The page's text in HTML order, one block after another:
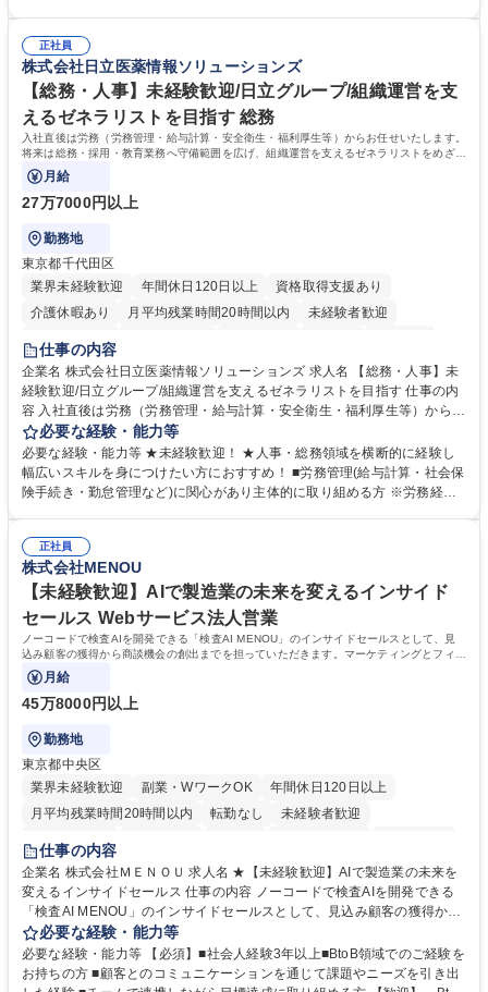
平均100件前後■メール・手紙：同上40件前後 募集職種 中野本社【お客様
相談室】お客様のお声をもとにより良い商品づくりへ貢献
すのでご安心ください。 【当社について】キリングループの広報機能を担
う会社として、お客様との出会いを大切にし、磨き上げたホスピタリティ
を込めてコミュニケーションをとりながら広報関連業務を行っておりま
す。 学歴・資格 学歴：大学院 大学 高専 短大 専修学校 高校 語学力： 資
格：
正社員
株式会社日立医薬情報ソリューションズ
【総務・人事】未経験歓迎/日立グループ/組織運営を支
えるゼネラリストを目指す 総務
入社直後は労務（労務管理・給与計算・安全衛生・福利厚生等）からお任せいたします。
将来は総務・採用・教育業務へ守備範囲を広げ、組織運営を支えるゼネラリストをめざせ
ます。
月給
27万7000円以上
勤務地
東京都千代田区
業界未経験歓迎
年間休日120日以上
資格取得支援あり
介護休暇あり
月平均残業時間20時間以内
未経験者歓迎
住宅手当あり
育休あり
完全週休2日制 交通費支給 土日祝休み 寮・社宅あり
仕事の内容
企業名 株式会社日立医薬情報ソリューションズ 求人名 【総務・人事】未
経験歓迎/日立グループ/組織運営を支えるゼネラリストを目指す 仕事の内
容 入社直後は労務（労務管理・給与計算・安全衛生・福利厚生等）からお
任せいたします。将来は総務・採用・教育業務へ守備範囲を広げ、組織運
営を支えるゼネラリストをめざせます。 ・初期業務：労働時間管理、給与
計算、社会保険対応、福利厚生管理、安全衛生、健康経営推進等をお任せ
します。ご経験に応じて、休職者管理など、幅広く経験を積んでいただき
幅広く経験を積みたい意欲がある方に最適な環境です。 募集職種 【総
務・人事】未経験歓迎/日立グループ/組織運営を支えるゼネラリストを目
指す
必要な経験・能力等
必要な経験・能力等 ★未経験歓迎！ ★人事・総務領域を横断的に経験し
幅広いスキルを身につけたい方におすすめ！ ■労務管理(給与計算・社会保
険手続き・勤怠管理など)に関心があり主体的に取り組める方 ※労務経験
のご経験 ■労務管理（給与計算・社会保険手続き・勤怠管理など）の経験
■衛生管理者の資格をお持ちの方 学歴・資格 学歴：大学院 大学 高専 短大
専修学校 高校 語学力： 資格：
正社員
株式会社MENOU
【未経験歓迎】AIで製造業の未来を変えるインサイド
セールス Webサービス法人営業
ノーコードで検査AIを開発できる「検査AI MENOU」のインサイドセールスとして、見
込み顧客の獲得から商談機会の創出までを担っていただきます。マーケティングとフィー
ルドセールスをつなぐ役割として、
月給
45万8000円以上
勤務地
東京都中央区
業界未経験歓迎
副業・WワークOK
年間休日120日以上
月平均残業時間20時間以内
転勤なし
未経験者歓迎
時短勤務あり
駅近5分以内
土日祝休み 服装自由
仕事の内容
企業名 株式会社ＭＥＮＯＵ 求人名 ★【未経験歓迎】AIで製造業の未来を
変えるインサイドセールス 仕事の内容 ノーコードで検査AIを開発できる
「検査AI MENOU」のインサイドセールスとして、見込み顧客の獲得から
商談機会の創出までを担っていただきます。マーケティングとフィールド
セールスをつなぐ役割として、 適切なタイミングで顧客とコミュニケーシ
ョンを取りながら、受注につながる商談機会の最大化を目指します。 【具
必要な経験・能力等
必要な経験・能力等 【必須】■社会人経験3年以上■BtoB領域でのご経験を
お持ちの方 ■顧客とのコミュニケーションを通じて課題やニーズを引き出